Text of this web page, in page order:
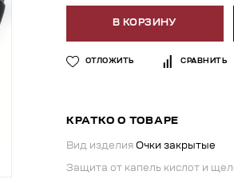
В КОРЗИНУ
ОТЛОЖИТЬ СРАВНИТЬ
КРАТКО О ТОВАРЕ
Вид изделия Очки закрытые
Защита от капель кислот и